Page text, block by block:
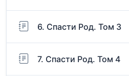
6. Спасти Род. Том 3
7. Спасти Род. Том 4